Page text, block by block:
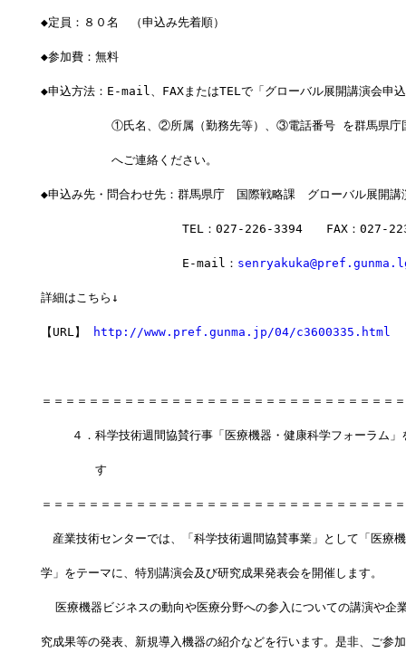
◆定員：８０名　（申込み先着順）
◆参加費：無料
◆申込方法：E-mail、FAXまたはTELで「グローバル展開講演会申
①氏名、②所属（勤務先等）、③電話番号 を群馬県庁国
へご連絡ください。
◆申込み先・問合わせ先：群馬県庁　国際戦略課　グローバル展開講
TEL：027-226-3394　　FAX：027-223-
E-mail：
詳細はこちら↓
【URL】 http://www.pref.gunma.jp/04/c3600335.html
＝＝＝＝＝＝＝＝＝＝＝＝＝＝＝＝＝＝＝＝＝＝＝＝＝＝＝＝＝＝
４．科学技術週間協賛行事「医療機器・健康科学フォーラム」
す
＝＝＝＝＝＝＝＝＝＝＝＝＝＝＝＝＝＝＝＝＝＝＝＝＝＝＝＝＝＝
産業技術センターでは、「科学技術週間協賛事業」として「医療
学」をテーマに、特別講演会及び研究成果発表会を開催します。
医療機器ビジネスの動向や医療分野への参入についての講演や企
究成果等の発表、新規導入機器の紹介などを行います。是非、ご参